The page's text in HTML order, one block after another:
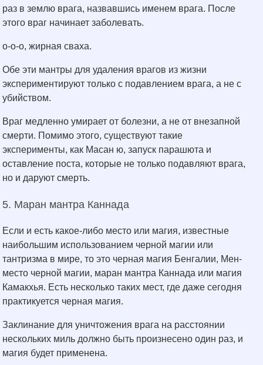
раз в землю врага, назвавшись именем врага. После
этого враг начинает заболевать.
о-о-о, жирная сваха.
Обе эти мантры для удаления врагов из жизни
экспериментируют только с подавлением врага, а не с
убийством.
Враг медленно умирает от болезни, а не от внезапной
смерти. Помимо этого, существуют такие
эксперименты, как Масан ю, запуск парашюта и
оставление поста, которые не только подавляют врага,
но и даруют смерть.
5. Маран мантра Каннада
Если и есть какое-либо место или магия, известные
наибольшим использованием черной магии или
тантризма в мире, то это черная магия Бенгалии, Мен-
место черной магии, маран мантра Каннада или магия
Камакхья. Есть несколько таких мест, где даже сегодня
практикуется черная магия.
Заклинание для уничтожения врага на расстоянии
нескольких миль должно быть произнесено один раз, и
магия будет применена.